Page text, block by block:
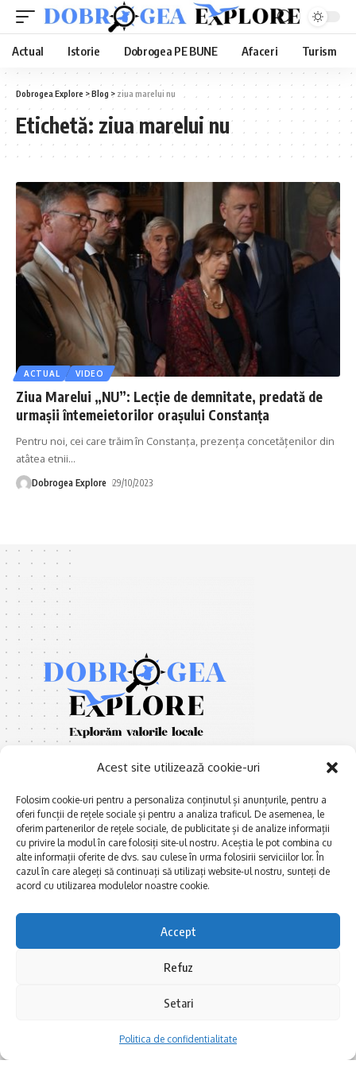
Acest site utilizează cookie-uri
Folosim cookie-uri pentru a personaliza conținutul și anunțurile, pentru a
oferi funcții de rețele sociale și pentru a analiza traficul. De asemenea, le
oferim partenerilor de rețele sociale, de publicitate și de analize informații
cu privire la modul în care folosiți site-ul nostru. Aceștia le pot combina cu
alte informații oferite de dvs. sau culese în urma folosirii serviciilor lor. În
cazul în care alegeți să continuați să utilizați website-ul nostru, sunteți de
acord cu utilizarea modulelor noastre cookie.
Accept
Refuz
Setari
Politica de confidentialitate
Actual Istorie Dobrogea PE BUNE Afaceri Turism
Dobrogea Explore >Blog > ziua marelui nu
Etichetă: ziua marelui nu
ACTUAL VIDEO
Ziua Marelui „NU”: Lecţie de demnitate, predată de
urmaşii întemeietorilor oraşului Constanţa
Pentru noi, cei care trăim în Constanţa, prezența concetățenilor din
atâtea etnii…
Dobrogea Explore 29/10/2023
E xplorăm Dobrogea,
Explorăm valorile locale:
Deltă, Litoral, cele mai mari
biserici și mănăstiri, cele mai
FRUMOASE POVEȘTI.
Afaceri și meșteșuguri
Actualitate